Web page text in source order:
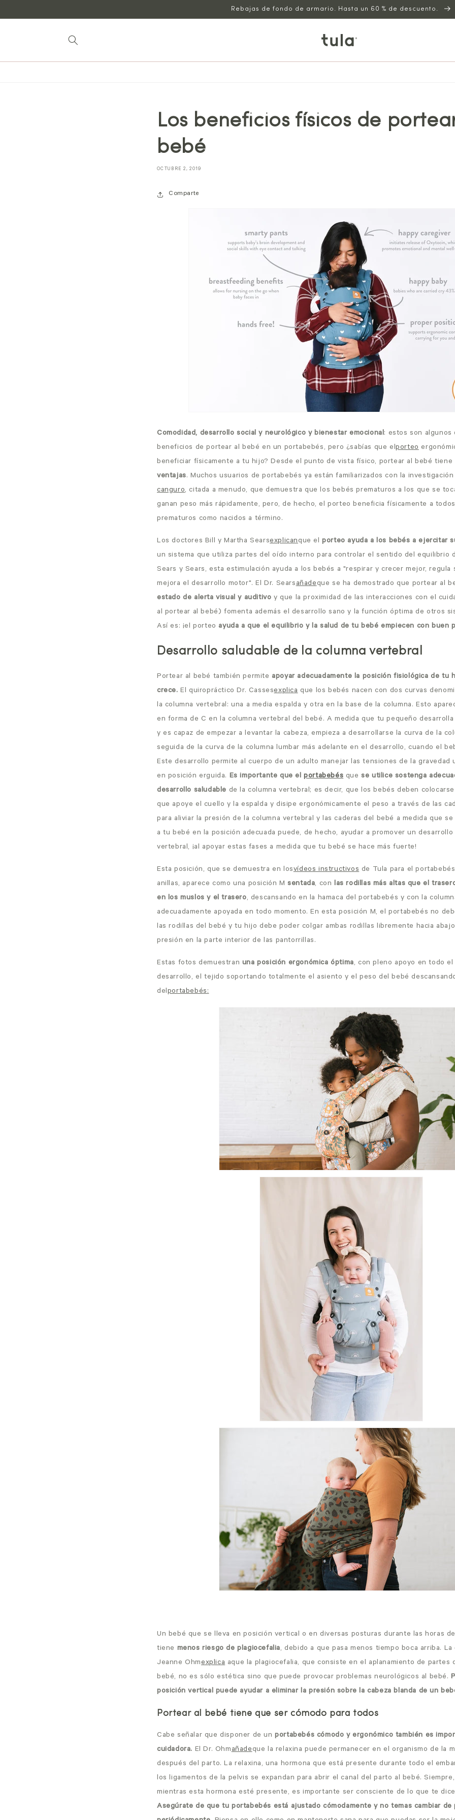
contenido
Rebajas de fondo de armario. Hasta un 60 % de descuento.
Los beneficios físicos de
bebé
OCTUBRE 2, 2019
Comparte
Comodidad, desarrollo social y neurológico y bienestar emocional: estos son algunos
beneficios de portear al bebé en un portabebés, pero ¿sabías que elporteo
beneficiar físicamente a tu hijo? Desde el punto de vista físico, portear al bebé tiene
ventajas. Muchos usuarios de portabebés ya están familiarizados con la
canguro, citada a menudo, que demuestra que los bebés prematuros a los que se
ganan peso más rápidamente, pero, de hecho, el porteo beneficia físicamente a
prematuros como nacidos a término.
Los doctores Bill y Martha Searsexplicanque el porteo ayuda a los bebés a ejercitar
un sistema que utiliza partes del oído interno para controlar el sentido del equilibrio
Sears y Sears, esta estimulación ayuda a los bebés a "respirar y crecer mejor, regula
mejora el desarrollo motor". El Dr. Searsañadeque se ha demostrado que portear al
estado de alerta visual y auditivo y que la proximidad de las interacciones con el
al portear al bebé) fomenta además el desarrollo sano y la función óptima de otros
Así es: ¡el porteo ayuda a que el equilibrio y la salud de tu bebé empiecen con buen
Desarrollo saludable de la columna vertebral
Portear al bebé también permite apoyar adecuadamente la posición fisiológica de tu
crece. El quiropráctico Dr. Cassesexplicaque los bebés nacen con dos curvas
la columna vertebral: una a media espalda y otra en la base de la columna. Esto
en forma de C en la columna vertebral del bebé. A medida que tu pequeño
y es capaz de empezar a levantar la cabeza, empieza a desarrollarse la curva de la
seguida de la curva de la columna lumbar más adelante en el desarrollo, cuando el
Este desarrollo permite al cuerpo de un adulto manejar las tensiones de la gravedad
en posición erguida. Es importante que el portabebésquese utilice sostenga
desarrollo saludable de la columna vertebral; es decir, que los bebés deben
que apoye el cuello y la espalda y disipe ergonómicamente el peso a través de las
para aliviar la presión de la columna vertebral y las caderas del bebé a medida que
a tu bebé en la posición adecuada puede, de hecho, ayudar a promover un desarrollo
vertebral, ¡al apoyar estas fases a medida que tu bebé se hace más fuerte!
Esta posición, que se demuestra en losvídeos instructivosde Tula para el portabebés
anillas, aparece como una posición Msentada, conlas rodillas más altas que el
en los muslos y el trasero, descansando en la hamaca del portabebés y con la
adecuadamente apoyada en todo momento. En esta posición M, el portabebés no
las rodillas del bebé y tu hijo debe poder colgar ambas rodillas libremente hacia
presión en la parte interior de las pantorrillas.
Estas fotos demuestran una posición ergonómica óptima, con pleno apoyo en todo
desarrollo, el tejido soportando totalmente el asiento y el peso del bebé
delportabebés:
Un bebé que se lleva en posición vertical o en diversas posturas durante las horas
tiene menos riesgo de plagiocefalia, debido a que pasa menos tiempo boca arriba.
Jeanne Ohmexplicaaque la plagiocefalia, que consiste en el aplanamiento de partes
bebé, no es sólo estética sino que puede provocar problemas neurológicos al bebé.
posición vertical puede ayudar a eliminar la presión sobre la cabeza blanda de un
Portear al bebé tiene que ser cómodo para todos
Cabe señalar que disponer de un portabebés cómodo y ergonómico también es
cuidadora. El Dr. Ohmañadeque la relaxina puede permanecer en el organismo de la
después del parto. La relaxina, una hormona que está presente durante todo el
los ligamentos de la pelvis se expandan para abrir el canal del parto al bebé.
mientras esta hormona esté presente, es importante ser consciente de lo que te
Asegúrate de que tu portabebés está ajustado cómodamente y no temas cambiar de